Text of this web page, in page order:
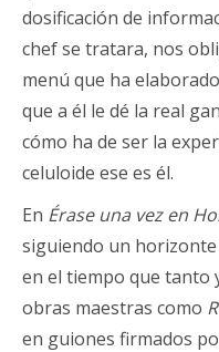
dosificación de
chef se tratara, nos
menú que ha
que a él le dé la real
cómo ha de ser la
celuloide ese es él.
En Érase una vez en
siguiendo un
en el tiempo que tanto
obras maestras como
en guiones firmados